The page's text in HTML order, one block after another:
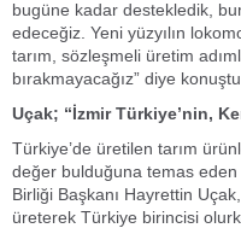
bugüne kadar destekledik,
edeceğiz. Yeni yüzyılın
tarım, sözleşmeli üretim
bırakmayacağız” diye konuştu.
Uçak; “İzmir Türkiye’nin,
Türkiye’de üretilen tarım
değer bulduğuna temas eden
Birliği Başkanı Hayrettin
üreterek Türkiye birincisi